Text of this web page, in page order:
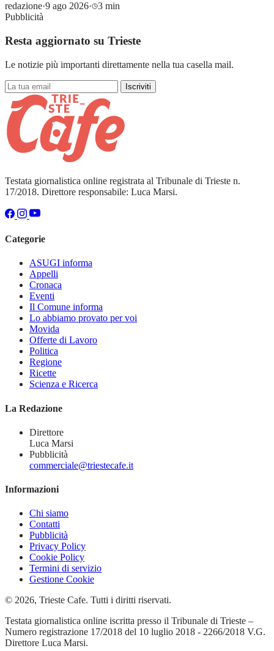
redazione·9 ago 2026·
3 min
Pubblicità
Resta aggiornato su Trieste
Le notizie più importanti direttamente nella tua casella mail.
Iscriviti
Testata giornalistica online registrata al Tribunale di Trieste n.
17/2018. Direttore responsabile: Luca Marsi.
Categorie
ASUGI informa
Appelli
Cronaca
Eventi
Il Comune informa
Lo abbiamo provato per voi
Movida
Offerte di Lavoro
Politica
Regione
Ricette
Scienza e Ricerca
La Redazione
Direttore
Luca Marsi
Pubblicità
commerciale@triestecafe.it
Informazioni
Chi siamo
Contatti
Pubblicità
Privacy Policy
Cookie Policy
Termini di servizio
Gestione Cookie
© 2026, Trieste Cafe. Tutti i diritti riservati.
Testata giornalistica online iscritta presso il Tribunale di Trieste –
Numero registrazione 17/2018 del 10 luglio 2018 - 2266/2018 V.G.
Direttore Luca Marsi.